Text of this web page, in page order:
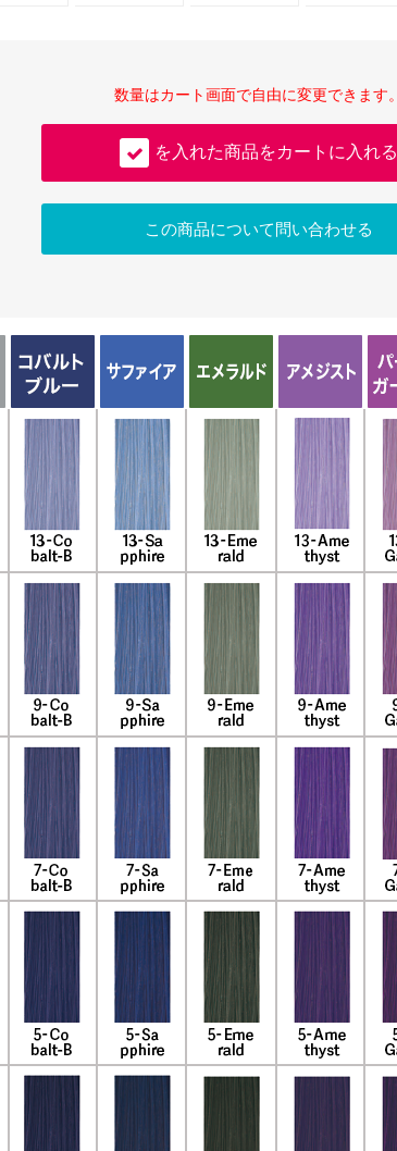
数量はカート画面で自由に変更できます。
を入れた商品をカートに入れる
この商品について問い合わせる